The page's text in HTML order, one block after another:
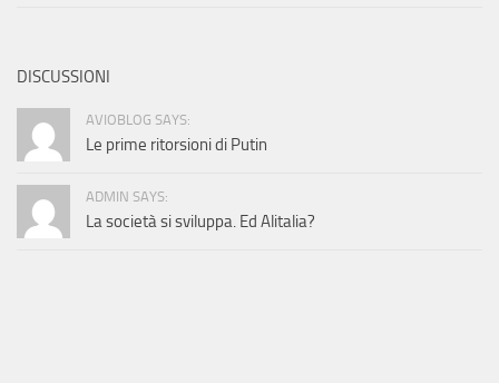
DISCUSSIONI
AVIOBLOG SAYS:
Le prime ritorsioni di Putin
ADMIN SAYS:
La società si sviluppa. Ed Alitalia?